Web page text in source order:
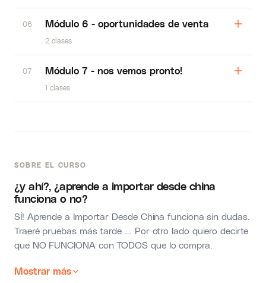
SOBRE EL CURSO
¿y ahí?, ¿aprende a importar desde china
funciona o no?
SÍ! Aprende a Importar Desde China funciona sin dudas.
Traeré pruebas más tarde … Por otro lado quiero decirte
que NO FUNCIONA con TODOS que lo compra.
Mostrar más
06 Módulo 6 - oportunidades de venta
2 clases
07 Módulo 7 - nos vemos pronto!
1 clases